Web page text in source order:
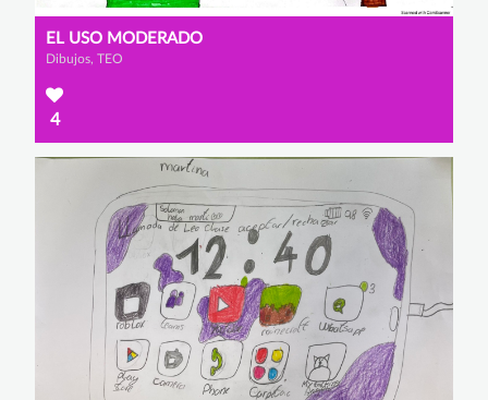
EL USO MODERADO
Dibujos, TEO
4